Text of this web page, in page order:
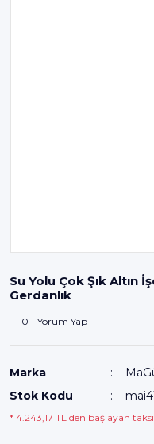
Su Yolu Çok Şık Altın
Gerdanlık
0 - Yorum Yap
Marka
Stok Kodu
* 4.243,17 TL den başlayan